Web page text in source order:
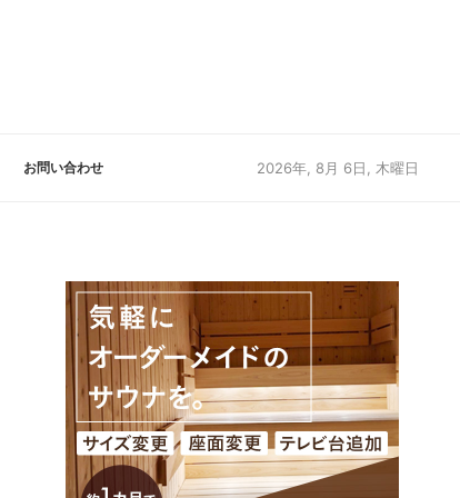
お問い合わせ 2026年, 8月 6日, 木曜日